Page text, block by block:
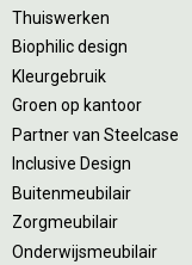
Thuiswerken
Biophilic design
Kleurgebruik
Groen op kantoor
Partner van Steelcase
Inclusive Design
Buitenmeubilair
Zorgmeubilair
Onderwijsmeubilair